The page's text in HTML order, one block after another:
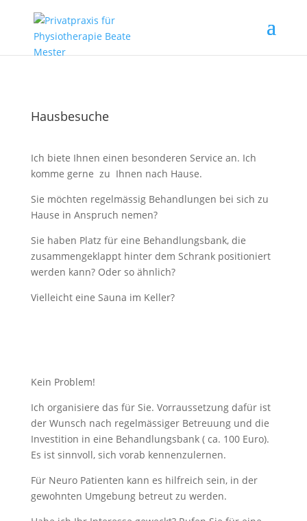
Hausbesuche
Ich biete Ihnen einen besonderen Service an. Ich
komme gerne zu Ihnen nach Hause.
Sie möchten regelmässig Behandlungen bei sich zu
Hause in Anspruch nemen?
Sie haben Platz für eine Behandlungsbank, die
zusammengeklappt hinter dem Schrank positioniert
werden kann? Oder so ähnlich?
Vielleicht eine Sauna im Keller?
Kein Problem!
Ich organisiere das für Sie. Vorraussetzung dafür ist
der Wunsch nach regelmässiger Betreuung und die
Investition in eine Behandlungsbank ( ca. 100 Euro).
Es ist sinnvoll, sich vorab kennenzulernen.
Für Neuro Patienten kann es hilfreich sein, in der
gewohnten Umgebung betreut zu werden.